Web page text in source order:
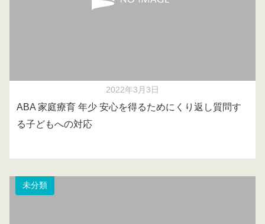
2022年3月3日
ABA 家庭療育 年少 安心を得るためにくり返し質問す
る子どもへの対応
未分類